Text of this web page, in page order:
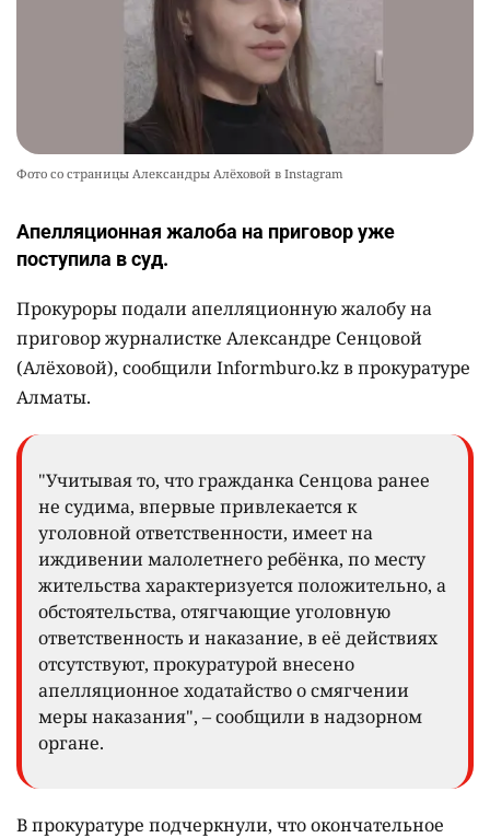
Фото со страницы Александры Алёховой в Instagram
Апелляционная жалоба на приговор уже
поступила в суд.
Прокуроры подали апелляционную жалобу на
приговор журналистке Александре Сенцовой
(Алёховой), сообщили Informburo.kz в прокуратуре
Алматы.
"Учитывая то, что гражданка Сенцова ранее
не судима, впервые привлекается к
уголовной ответственности, имеет на
иждивении малолетнего ребёнка, по месту
жительства характеризуется положительно, а
обстоятельства, отягчающие уголовную
ответственность и наказание, в её действиях
отсутствуют, прокуратурой внесено
апелляционное ходатайство о смягчении
меры наказания", – сообщили в надзорном
органе.
В прокуратуре подчеркнули, что окончательное